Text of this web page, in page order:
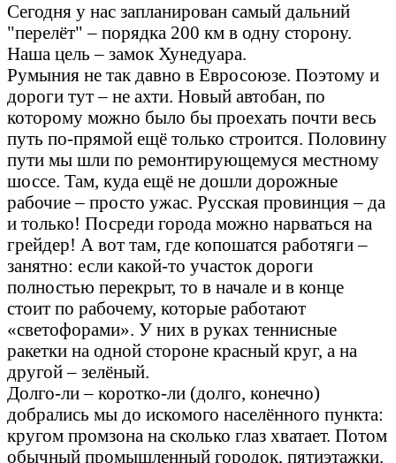
Сегодня у нас запланирован самый дальний
"перелёт" – порядка 200 км в одну сторону.
Наша цель – замок Хунедуара.
Румыния не так давно в Евросоюзе. Поэтому и
дороги тут – не ахти. Новый автобан, по
которому можно было бы проехать почти весь
путь по-прямой ещё только строится. Половину
пути мы шли по ремонтирующемуся местному
шоссе. Там, куда ещё не дошли дорожные
рабочие – просто ужас. Русская провинция – да
и только! Посреди города можно нарваться на
грейдер! А вот там, где копошатся работяги –
занятно: если какой-то участок дороги
полностью перекрыт, то в начале и в конце
стоит по рабочему, которые работают
«светофорами». У них в руках теннисные
ракетки на одной стороне красный круг, а на
другой – зелёный.
Долго-ли – коротко-ли (долго, конечно)
добрались мы до искомого населённого пункта:
кругом промзона на сколько глаз хватает. Потом
обычный промышленный городок, пятиэтажки.